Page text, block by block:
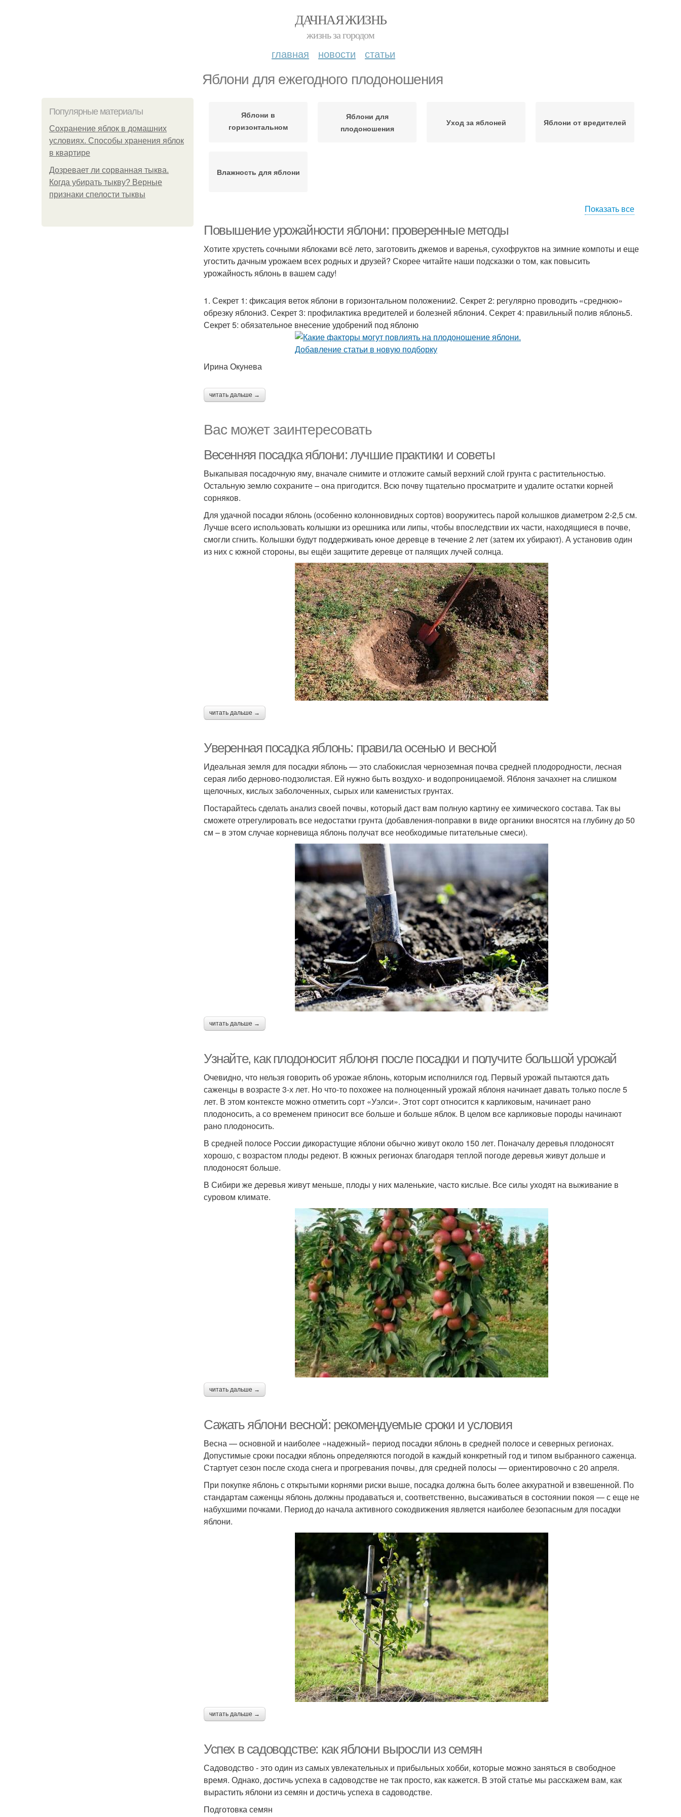
ДАЧНАЯ ЖИЗНЬ
жизнь за городом
главная новости статьи
Яблони для ежегодного плодоношения
Популярные материалы
Сохранение яблок в домашних
условиях. Способы хранения яблок
в квартире
Дозревает ли сорванная тыква.
Когда убирать тыкву? Верные
признаки спелости тыквы
Яблони в
горизонтальном
Яблони для
плодоношения
Уход за яблоней Яблони от вредителей
Влажность для яблони
Показать все
Повышение урожайности яблони: проверенные методы
Хотите хрустеть сочными яблоками всё лето, заготовить джемов и варенья, сухофруктов на зимние компоты и еще
угостить дачным урожаем всех родных и друзей? Скорее читайте наши подсказки о том, как повысить
урожайность яблонь в вашем саду!
1. Секрет 1: фиксация веток яблони в горизонтальном положении2. Секрет 2: регулярно проводить «среднюю»
обрезку яблони3. Секрет 3: профилактика вредителей и болезней яблони4. Секрет 4: правильный полив яблонь5.
Секрет 5: обязательное внесение удобрений под яблоню
Ирина Окунева
читать дальше →
Вас может заинтересовать
Весенняя посадка яблони: лучшие практики и советы
Выкапывая посадочную яму, вначале снимите и отложите самый верхний слой грунта с растительностью.
Остальную землю сохраните – она пригодится. Всю почву тщательно просматрите и удалите остатки корней
сорняков.
Для удачной посадки яблонь (особенно колонновидных сортов) вооружитесь парой колышков диаметром 2-2,5 см.
Лучше всего использовать колышки из орешника или липы, чтобы впоследствии их части, находящиеся в почве,
смогли сгнить. Колышки будут поддерживать юное деревце в течение 2 лет (затем их убирают). А установив один
из них с южной стороны, вы ещёи защитите деревце от палящих лучей солнца.
читать дальше →
Уверенная посадка яблонь: правила осенью и весной
Идеальная земля для посадки яблонь — это слабокислая черноземная почва средней плодородности, лесная
серая либо дерново-подзолистая. Ей нужно быть воздухо- и водопроницаемой. Яблоня зачахнет на слишком
щелочных, кислых заболоченных, сырых или каменистых грунтах.
Постарайтесь сделать анализ своей почвы, который даст вам полную картину ее химического состава. Так вы
сможете отрегулировать все недостатки грунта (добавления-поправки в виде органики вносятся на глубину до 50
см – в этом случае корневища яблонь получат все необходимые питательные смеси).
читать дальше →
Узнайте, как плодоносит яблоня после посадки и получите большой урожай
Очевидно, что нельзя говорить об урожае яблонь, которым исполнился год. Первый урожай пытаются дать
саженцы в возрасте 3-х лет. Но что-то похожее на полноценный урожай яблоня начинает давать только после 5
лет. В этом контексте можно отметить сорт «Уэлси». Этот сорт относится к карликовым, начинает рано
плодоносить, а со временем приносит все больше и больше яблок. В целом все карликовые породы начинают
рано плодоносить.
В средней полосе России дикорастущие яблони обычно живут около 150 лет. Поначалу деревья плодоносят
хорошо, с возрастом плоды редеют. В южных регионах благодаря теплой погоде деревья живут дольше и
плодоносят больше.
В Сибири же деревья живут меньше, плоды у них маленькие, часто кислые. Все силы уходят на выживание в
суровом климате.
читать дальше →
Сажать яблони весной: рекомендуемые сроки и условия
Весна — основной и наиболее «надежный» период посадки яблонь в средней полосе и северных регионах.
Допустимые сроки посадки яблонь определяются погодой в каждый конкретный год и типом выбранного саженца.
Стартует сезон после схода снега и прогревания почвы, для средней полосы — ориентировочно с 20 апреля.
При покупке яблонь с открытыми корнями риски выше, посадка должна быть более аккуратной и взвешенной. По
стандартам саженцы яблонь должны продаваться и, соответственно, высаживаться в состоянии покоя — с еще не
набухшими почками. Период до начала активного сокодвижения является наиболее безопасным для посадки
яблони.
читать дальше →
Успех в садоводстве: как яблони выросли из семян
Садоводство - это один из самых увлекательных и прибыльных хобби, которые можно заняться в свободное
время. Однако, достичь успеха в садоводстве не так просто, как кажется. В этой статье мы расскажем вам, как
вырастить яблони из семян и достичь успеха в садоводстве.
Подготовка семян